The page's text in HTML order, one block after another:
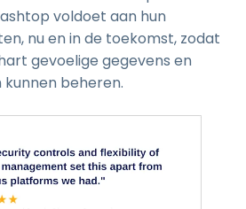
voldoet aan hun
nu en in de toekomst, zodat
gevoelige gegevens en
beheren.